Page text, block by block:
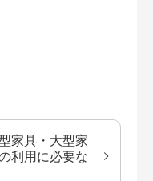
家具・大型家
利用に必要な